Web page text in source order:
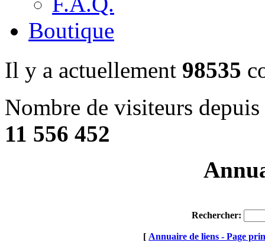
Boutique
Il y a actuellement 98535
Nombre de visiteurs
11 556 452
Rechercher:
[ Annuaire de liens - Page